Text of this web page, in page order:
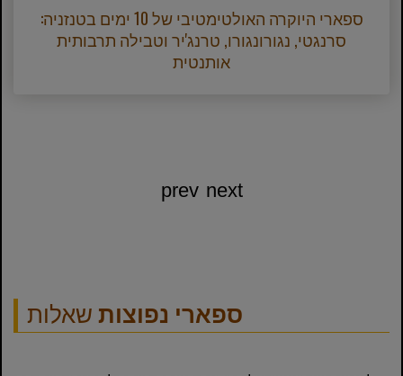
ספארי היוקרה האולטימטיבי של 10 ימים בטנזניה:
סרנגטי, נגורונגורו, טרנג'יר וטבילה תרבותית
אותנטית
prev next
ספארי נפוצותשאלות